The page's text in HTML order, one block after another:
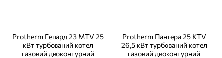
Protherm Гепард 23 MTV 25
кВт турбований котел
газовий двоконтурний
Protherm Пантера 25 KTV
26,5 кВт турбований котел
газовий двоконтурний